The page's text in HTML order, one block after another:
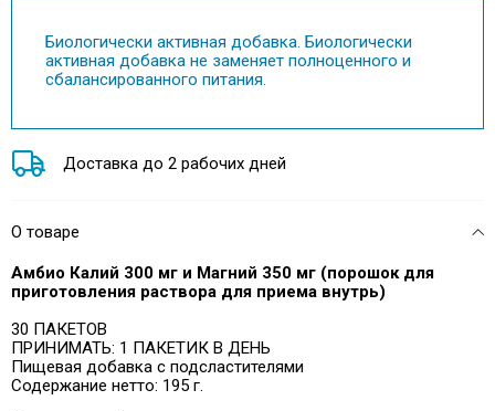
Биологически активная добавка. Биологически
активная добавка не заменяет полноценного и
сбалансированного питания.
Доставка до 2 рабочих дней
О товаре
Амбио Калий 300 мг и Магний 350 мг (порошок для
приготовления раствора для приема внутрь)
30 ПАКЕТОВ
ПРИНИМАТЬ: 1 ПАКЕТИК В ДЕНЬ
Пищевая добавка с подсластителями
Содержание нетто: 195 г.